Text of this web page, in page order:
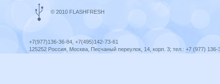
© 2010 FLASHFRESH
+7(977)136-36-84, +7(495)142-73-61
125252 Россия, Москва, Песчаный переулок, 14, корп. 3; тел.: +7 (977) 136-